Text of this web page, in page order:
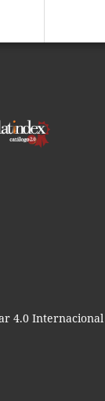
4.0 Internacional